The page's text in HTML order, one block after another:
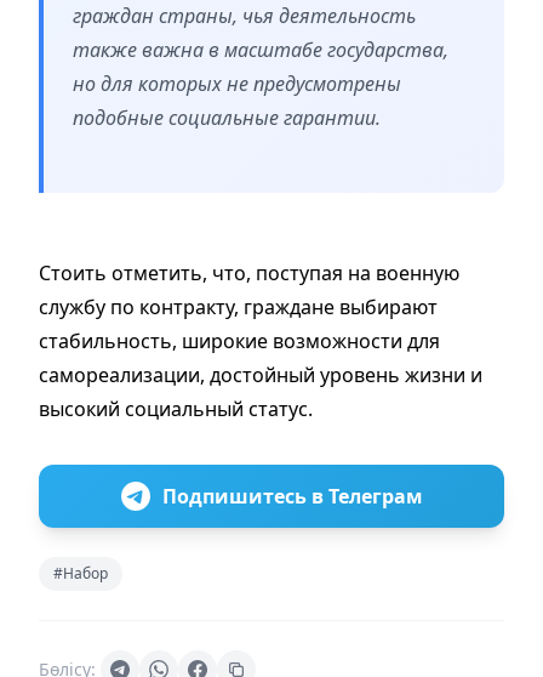
граждан страны, чья деятельность
также важна в масштабе государства,
но для которых не предусмотрены
подобные социальные гарантии.
Стоить отметить, что, поступая на военную
службу по контракту, граждане выбирают
стабильность, широкие возможности для
самореализации, достойный уровень жизни и
высокий социальный статус.
Подпишитесь в Телеграм
#Набор
Бөлісу: